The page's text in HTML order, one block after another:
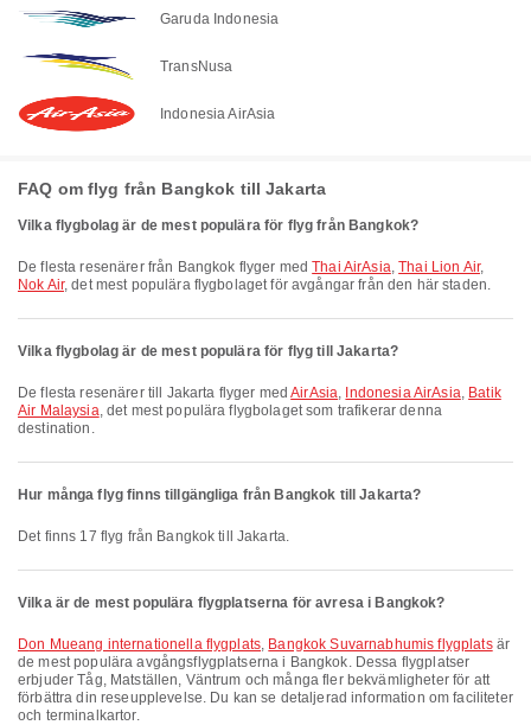
Garuda Indonesia
TransNusa
Indonesia AirAsia
FAQ om flyg från Bangkok till Jakarta
Vilka flygbolag är de mest populära för flyg från Bangkok?
De flesta resenärer från Bangkok flyger medThai AirAsia,Thai Lion Air,
Nok Air, det mest populära flygbolaget för avgångar från den här staden.
Vilka flygbolag är de mest populära för flyg till Jakarta?
De flesta resenärer till Jakarta flyger medAirAsia, Indonesia AirAsia, Batik
Air Malaysia, det mest populära flygbolaget som trafikerar denna
destination.
Hur många flyg finns tillgängliga från Bangkok till Jakarta?
Det finns 17 flyg från Bangkok till Jakarta.
Vilka är de mest populära flygplatserna för avresa i Bangkok?
Don Mueang internationella flygplats, Bangkok Suvarnabhumis flygplatsär
de mest populära avgångsflygplatserna i Bangkok. Dessa flygplatser
erbjuder Tåg, Matställen, Väntrum och många fler bekvämligheter för att
förbättra din reseupplevelse. Du kan se detaljerad information om faciliteter
och terminalkartor.